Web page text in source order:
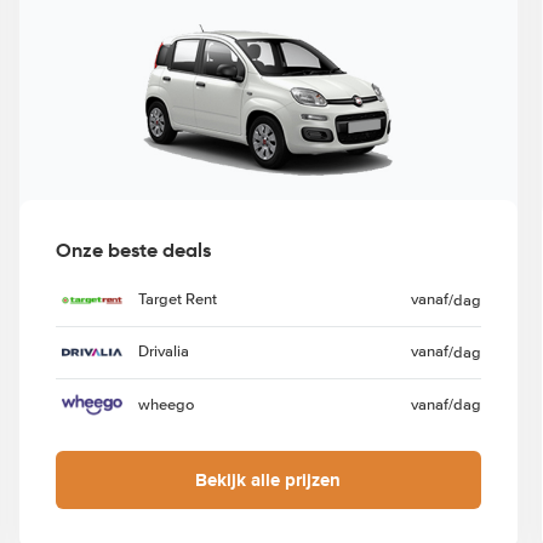
Onze beste deals
Target Rent vanaf/dag
Drivalia vanaf/dag
wheego vanaf/dag
Bekijk alle prijzen